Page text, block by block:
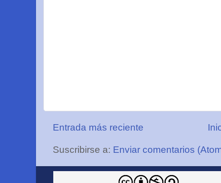
Entrada más reciente
Suscribirse a: Enviar comentarios